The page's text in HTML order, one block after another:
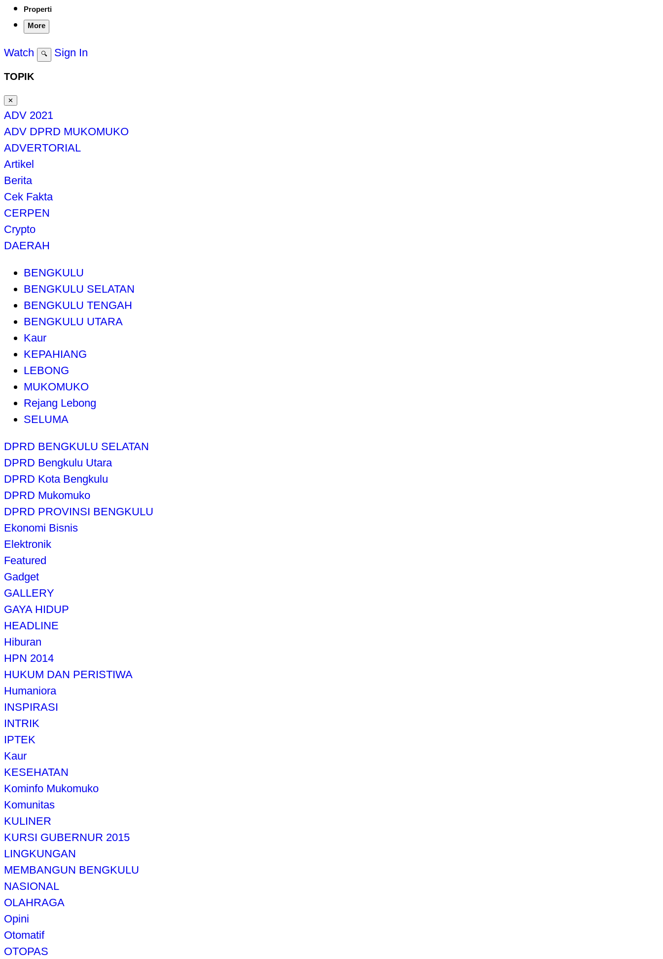
Properti
More
Watch 🔍 Sign In
TOPIK
✕
ADV 2021
ADV DPRD MUKOMUKO
ADVERTORIAL
Artikel
Berita
Cek Fakta
CERPEN
Crypto
DAERAH
BENGKULU
BENGKULU SELATAN
BENGKULU TENGAH
BENGKULU UTARA
Kaur
KEPAHIANG
LEBONG
MUKOMUKO
Rejang Lebong
SELUMA
DPRD BENGKULU SELATAN
DPRD Bengkulu Utara
DPRD Kota Bengkulu
DPRD Mukomuko
DPRD PROVINSI BENGKULU
Ekonomi Bisnis
Elektronik
Featured
Gadget
GALLERY
GAYA HIDUP
HEADLINE
Hiburan
HPN 2014
HUKUM DAN PERISTIWA
Humaniora
INSPIRASI
INTRIK
IPTEK
Kaur
KESEHATAN
Kominfo Mukomuko
Komunitas
KULINER
KURSI GUBERNUR 2015
LINGKUNGAN
MEMBANGUN BENGKULU
NASIONAL
OLAHRAGA
Opini
Otomatif
OTOPAS